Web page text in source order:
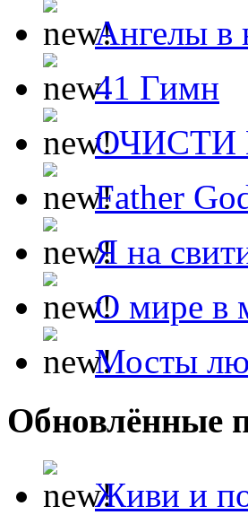
Ангелы в
41 Гимн
ОЧИСТИ
Father
Я на
О мире в
Мосты
Обновлённые
Живи и